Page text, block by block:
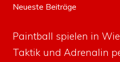
Neueste Beiträge
Paintball spielen in
Taktik und Adrenalin